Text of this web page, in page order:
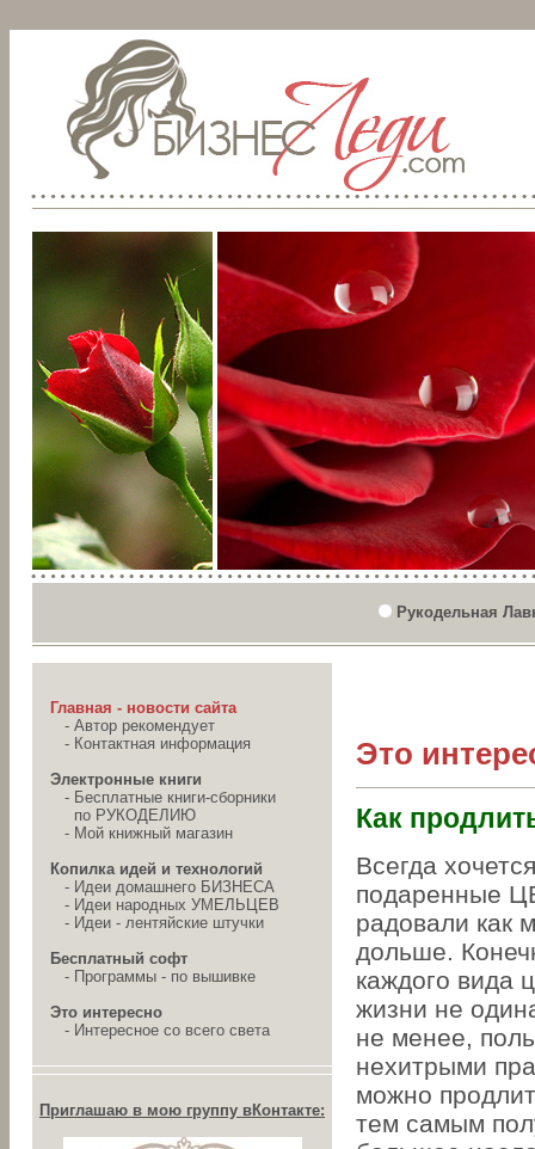
Рукодельная
Главная - новости сайта
- Автор рекомендует
- Контактная информация
Электронные книги
- Бесплатные книги-сборники
по РУКОДЕЛИЮ
- Мой книжный магазин
Копилка идей и технологий
- Идеи домашнего БИЗНЕСА
- Идеи народных УМЕЛЬЦЕВ
- Идеи - лентяйские штучки
Бесплатный софт
- Программы - по вышивке
Это интересно
- Интересное со всего света
Приглашаю в мою группу вКонтакте:
Это
Как
Всегда
подаренные
радовали как
дольше.
каждого вида
жизни не
не менее,
нехитрыми
можно
тем самым